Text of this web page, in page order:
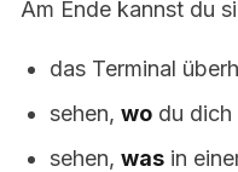
Am Ende kannst du
das Terminal
sehen, wo du
sehen, was in